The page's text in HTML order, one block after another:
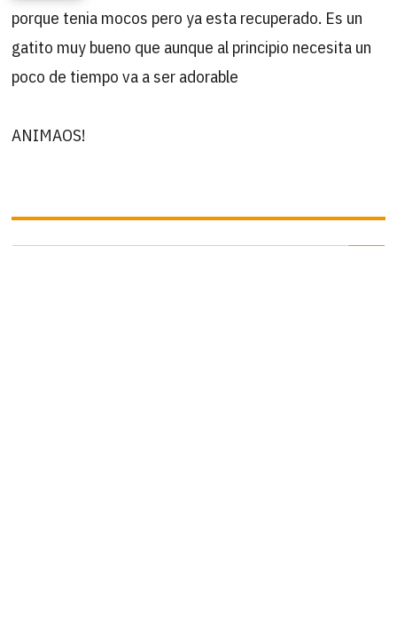
porque tenia mocos pero ya esta recuperado. Es un
gatito muy bueno que aunque al principio necesita un
poco de tiempo va a ser adorable
ANIMAOS!